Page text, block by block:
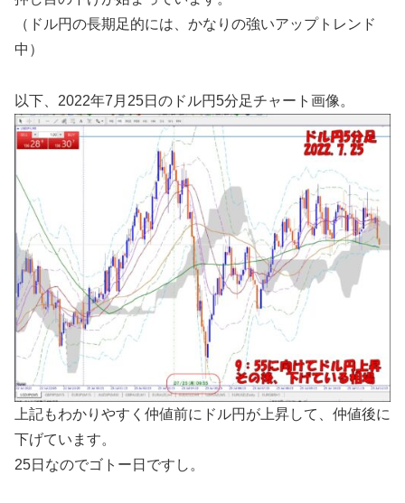
（ドル円の長期足的には、かなりの強いアップトレンド
中）
以下、2022年7月25日のドル円5分足チャート画像。
上記もわかりやすく仲値前にドル円が上昇して、仲値後に
下げています。
25日なのでゴトー日ですし。